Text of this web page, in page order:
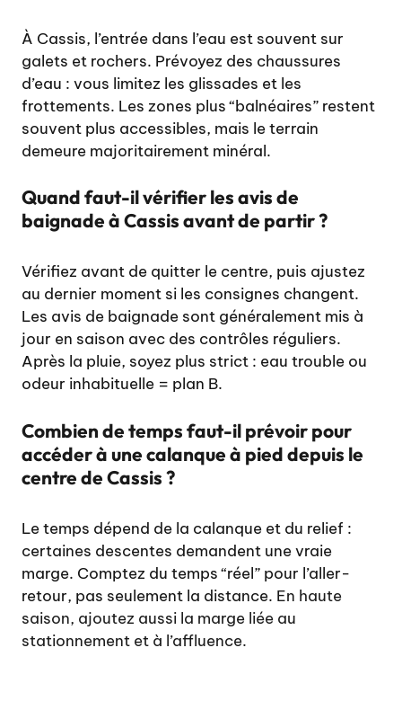
À Cassis, l’entrée dans l’eau est souvent sur
galets et rochers. Prévoyez des chaussures
d’eau : vous limitez les glissades et les
frottements. Les zones plus “balnéaires” restent
souvent plus accessibles, mais le terrain
demeure majoritairement minéral.
Quand faut-il vérifier les avis de
baignade à Cassis avant de partir ?
Vérifiez avant de quitter le centre, puis ajustez
au dernier moment si les consignes changent.
Les avis de baignade sont généralement mis à
jour en saison avec des contrôles réguliers.
Après la pluie, soyez plus strict : eau trouble ou
odeur inhabituelle = plan B.
Combien de temps faut-il prévoir pour
accéder à une calanque à pied depuis le
centre de Cassis ?
Le temps dépend de la calanque et du relief :
certaines descentes demandent une vraie
marge. Comptez du temps “réel” pour l’aller-
retour, pas seulement la distance. En haute
saison, ajoutez aussi la marge liée au
stationnement et à l’affluence.